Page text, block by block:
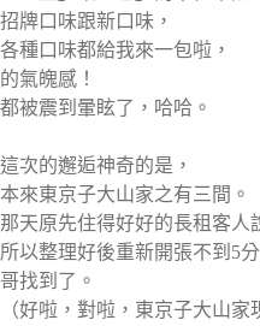
招牌口味跟新口味，
各種口味都給我來一包啦，
的氣魄感！
都被震到暈眩了，哈哈。
這次的邂逅神奇的是，
本來東京子大山家之有三間。
那天原先住得好好的長租客人
所以整理好後重新開張不到5
哥找到了。
（好啦，對啦，東京子大山家